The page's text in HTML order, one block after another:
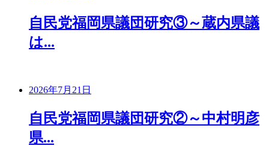
自民党福岡県議団研究③～蔵内県議
は...
2026年7月21日
自民党福岡県議団研究②～中村明彦
県...